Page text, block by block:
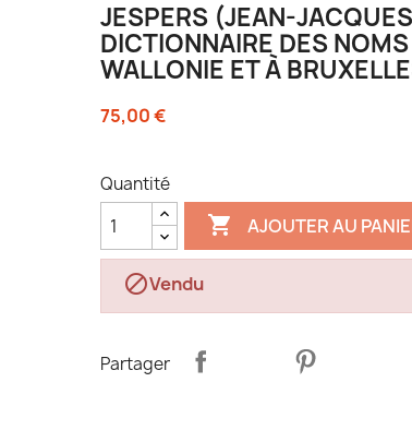
JESPERS (JEAN-
DICTIONNAIRE DES
WALLONIE ET À
75,00 €
Quantité
 AJOUTER AU
Vendu
Partager